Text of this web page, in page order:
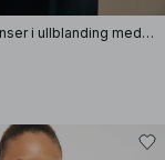
Strikket genser i ullblanding med V-hals